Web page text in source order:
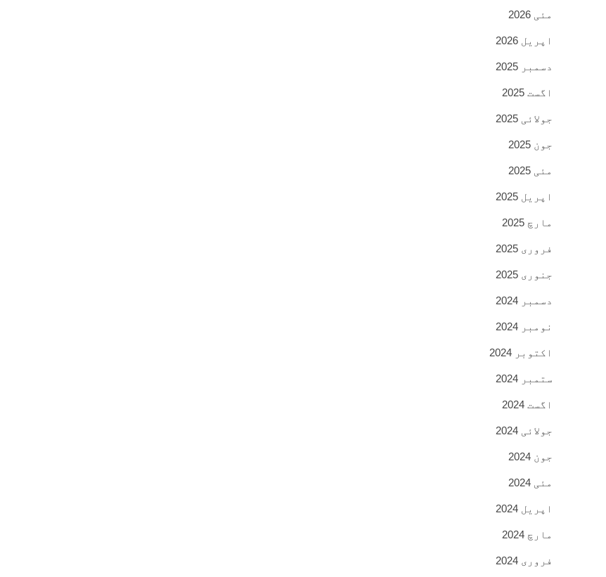
مئی 2026
اپریل 2026
دسمبر 2025
اگست 2025
جولائی 2025
جون 2025
مئی 2025
اپریل 2025
مارچ 2025
فروری 2025
جنوری 2025
دسمبر 2024
نومبر 2024
اکتوبر 2024
ستمبر 2024
اگست 2024
جولائی 2024
جون 2024
مئی 2024
اپریل 2024
مارچ 2024
فروری 2024